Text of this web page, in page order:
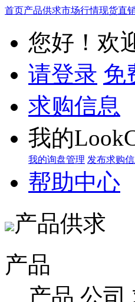
首页产品供求市场行情现货直
您好！欢
请登录 免
求购信息
我的
我的询盘管理 发布求购
帮助中心
产品供求
产品
产品 公司